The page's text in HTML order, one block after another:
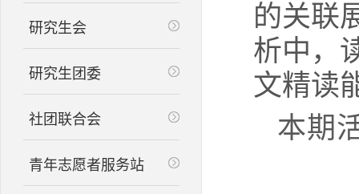
研究生会
研究生团委
社团联合会
青年志愿者服务站
的关联
析中，
文精读
本期